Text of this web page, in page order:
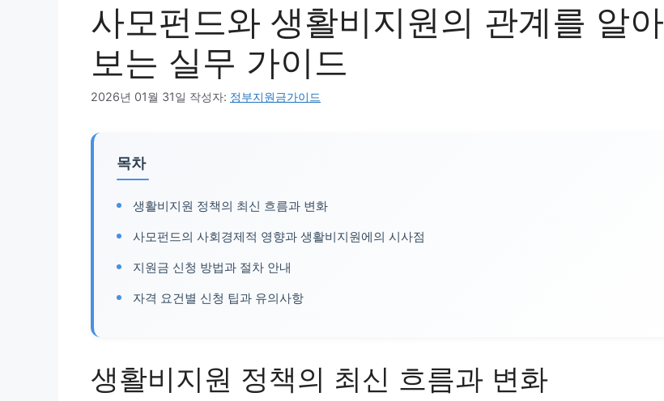
사모펀드와 생활비지원의 관계를 알아
보는 실무 가이드
2026년 01월 31일 작성자: 정부지원금가이드
목차
생활비지원 정책의 최신 흐름과 변화
사모펀드의 사회경제적 영향과 생활비지원에의 시사점
지원금 신청 방법과 절차 안내
자격 요건별 신청 팁과 유의사항
생활비지원 정책의 최신 흐름과 변화